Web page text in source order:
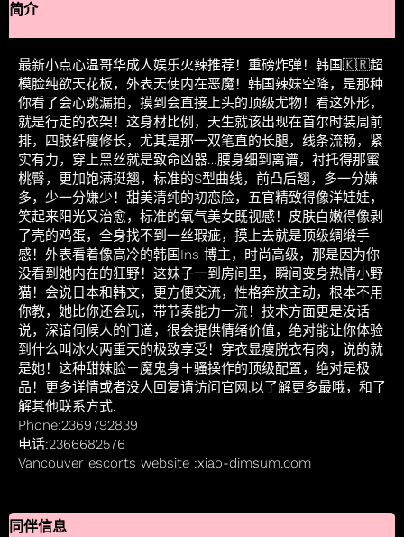
简介
最新小点心温哥华成人娱乐火辣推荐！重磅炸弹！韩国🇰🇷超
模脸纯欲天花板，外表天使内在恶魔！韩国辣妹空降，是那种
你看了会心跳漏拍，摸到会直接上头的顶级尤物！看这外形，
就是行走的衣架！这身材比例，天生就该出现在首尔时装周前
排，四肢纤瘦修长，尤其是那一双笔直的长腿，线条流畅，紧
实有力，穿上黑丝就是致命凶器…腰身细到离谱，衬托得那蜜
桃臀，更加饱满挺翘，标准的S型曲线，前凸后翘，多一分嫌
多，少一分嫌少！甜美清纯的初恋脸，五官精致得像洋娃娃，
笑起来阳光又治愈，标准的氧气美女既视感！皮肤白嫩得像剥
了壳的鸡蛋，全身找不到一丝瑕疵，摸上去就是顶级绸缎手
感！外表看着像高冷的韩国Ins 博主，时尚高级，那是因为你
没看到她内在的狂野！这妹子一到房间里，瞬间变身热情小野
猫！会说日本和韩文，更方便交流，性格奔放主动，根本不用
你教，她比你还会玩，带节奏能力一流！技术方面更是没话
说，深谙伺候人的门道，很会提供情绪价值，绝对能让你体验
到什么叫冰火两重天的极致享受！穿衣显瘦脱衣有肉，说的就
是她！这种甜妹脸＋魔鬼身＋骚操作的顶级配置，绝对是极
品！更多详情或者没人回复请访问官网,以了解更多最哦，和了
解其他联系方式.
Phone:2369792839
电话:2366682576
Vancouver escorts website :xiao-dimsum.com
同伴信息